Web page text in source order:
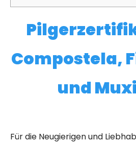
Compostela,
und
Für die Neugierigen und